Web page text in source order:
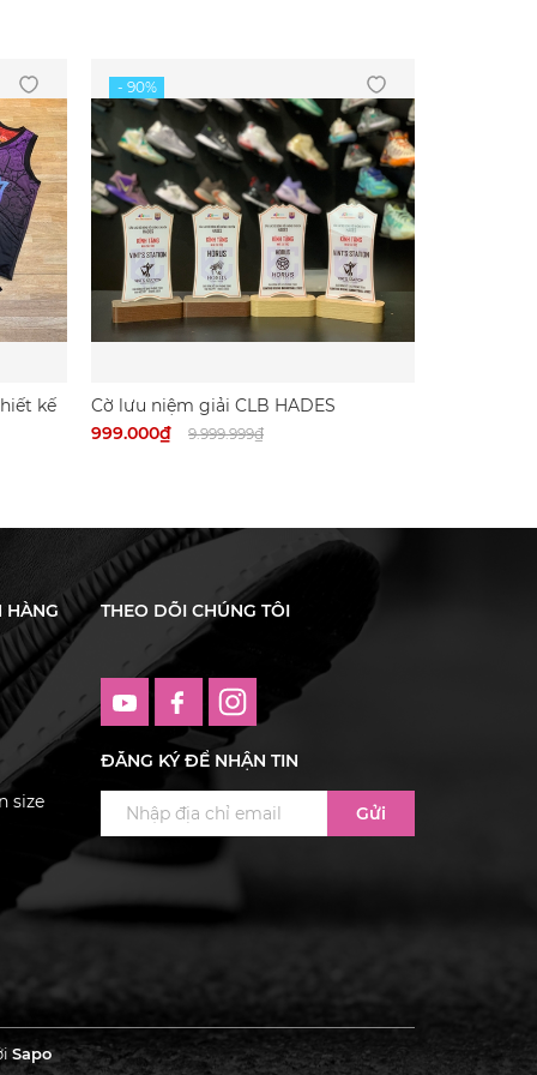
kế
Cờ lưu niệm giải CLB HADES
999.000₫
9.999.999₫
HÀNG
size
THEO DÕI CHÚNG TÔI
ĐĂNG KÝ ĐỂ NHẬN TIN
Gửi
Sapo